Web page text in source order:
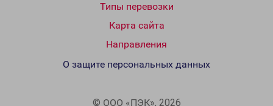
Типы перевозки
Карта сайта
Направления
© ООО «ПЭК», 2026
О защите персональных данных